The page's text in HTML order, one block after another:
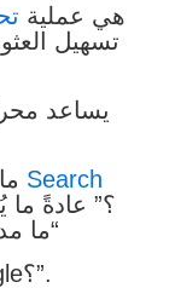
SEO هي عملية
تسهيل
يساعد
Search
؟” عادةً ما
“ما
الصفحة الأولى من Google؟”.